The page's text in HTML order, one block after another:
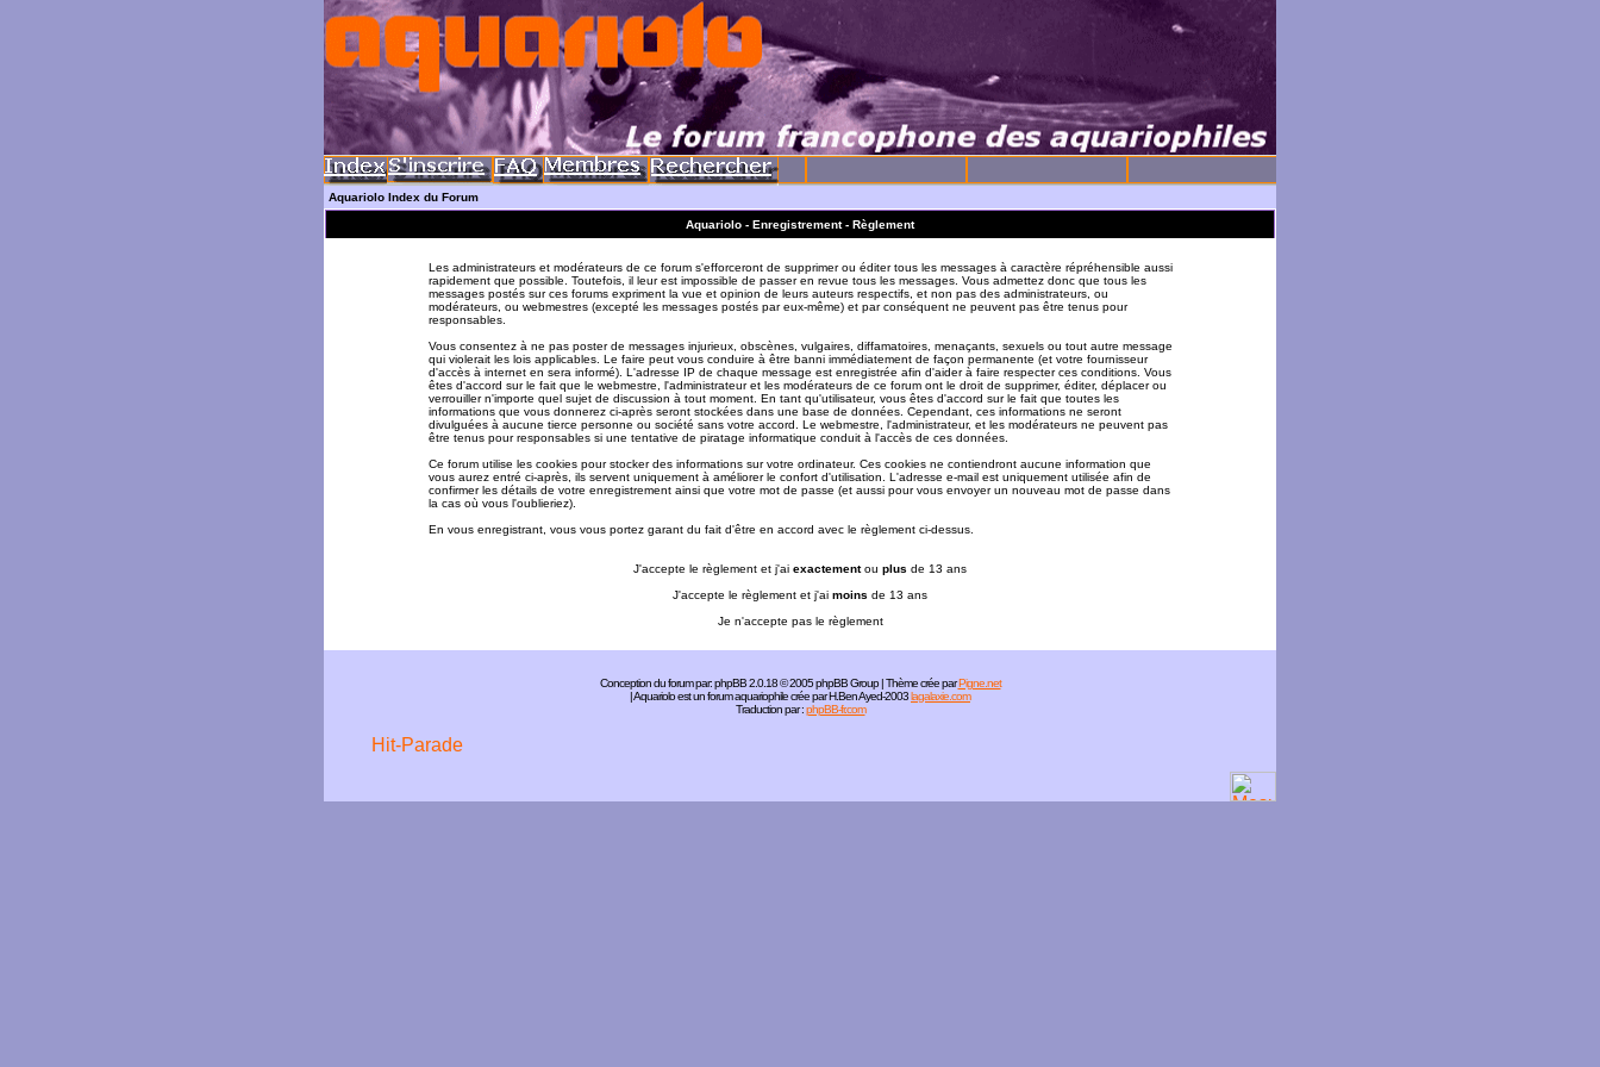
Aquariolo Index du Forum
Aquariolo - Enregistrement - Règlement
Les administrateurs et modérateurs de ce forum s'efforceront de supprimer ou éditer tous les messages à caractère répréhensible aussi
rapidement que possible. Toutefois, il leur est impossible de passer en revue tous les messages. Vous admettez donc que tous les
messages postés sur ces forums expriment la vue et opinion de leurs auteurs respectifs, et non pas des administrateurs, ou
modérateurs, ou webmestres (excepté les messages postés par eux-même) et par conséquent ne peuvent pas être tenus pour
responsables.
Vous consentez à ne pas poster de messages injurieux, obscènes, vulgaires, diffamatoires, menaçants, sexuels ou tout autre message
qui violerait les lois applicables. Le faire peut vous conduire à être banni immédiatement de façon permanente (et votre fournisseur
d'accès à internet en sera informé). L'adresse IP de chaque message est enregistrée afin d'aider à faire respecter ces conditions. Vous
êtes d'accord sur le fait que le webmestre, l'administrateur et les modérateurs de ce forum ont le droit de supprimer, éditer, déplacer ou
verrouiller n'importe quel sujet de discussion à tout moment. En tant qu'utilisateur, vous êtes d'accord sur le fait que toutes les
informations que vous donnerez ci-après seront stockées dans une base de données. Cependant, ces informations ne seront
divulguées à aucune tierce personne ou société sans votre accord. Le webmestre, l'administrateur, et les modérateurs ne peuvent pas
être tenus pour responsables si une tentative de piratage informatique conduit à l'accès de ces données.
Ce forum utilise les cookies pour stocker des informations sur votre ordinateur. Ces cookies ne contiendront aucune information que
vous aurez entré ci-après, ils servent uniquement à améliorer le confort d'utilisation. L'adresse e-mail est uniquement utilisée afin de
confirmer les détails de votre enregistrement ainsi que votre mot de passe (et aussi pour vous envoyer un nouveau mot de passe dans
la cas où vous l'oublieriez).
En vous enregistrant, vous vous portez garant du fait d'être en accord avec le règlement ci-dessus.
J'accepte le règlement et j'ai exactementou plus de 13 ans
J'accepte le règlement et j'ai moins de 13 ans
Je n'accepte pas le règlement
Conception du forum par:phpBB2.0.18 © 2005 phpBB Group | Thème crée parPigne.net
| Aquariolo est un forum aquariophile crée par H.Ben Ayed-2003lagalaxie.com
Traduction par :phpBB-fr.com